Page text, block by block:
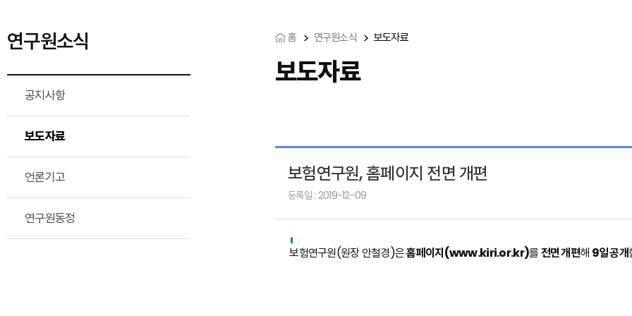
연구원소식
공지사항
보도자료
언론기고
연구원동정
홈 연구원소식 보도자료
보도자료
보험연구원, 홈페이지 전면 개편
등록일 : 2019-12-09
보험연구원(원장 안철경)은홈페이지(www.kiri.or.kr)를전면 개편해 9일 공개